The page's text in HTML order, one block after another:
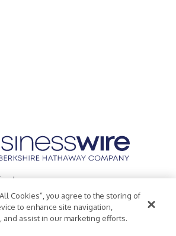
Inc.
Policy
Accessibility Statement
Cookies”, you agree to the storing of
to enhance site navigation,
and assist in our marketing efforts.